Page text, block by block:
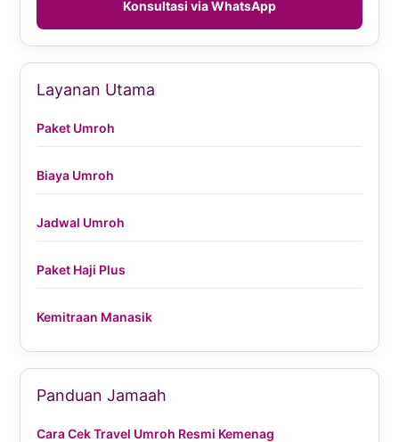
Konsultasi via WhatsApp
Layanan Utama
Paket Umroh
Biaya Umroh
Jadwal Umroh
Paket Haji Plus
Kemitraan Manasik
Panduan Jamaah
Cara Cek Travel Umroh Resmi Kemenag